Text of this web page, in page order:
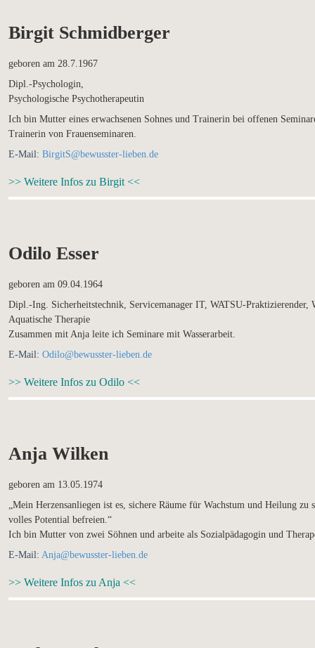
Birgit Schmidberger
geboren am 28.7.1967
Dipl.-Psychologin,
Psychologische Psychotherapeutin
Ich bin Mutter eines erwachsenen Sohnes und Trainerin bei offenen
Trainerin von Frauenseminaren.
E-Mail: BirgitS@bewusster-lieben.de
>> Weitere Infos zu Birgit <<
Odilo Esser
geboren am 09.04.1964
Dipl.-Ing. Sicherheitstechnik, Servicemanager IT, WATSU-
Aquatische Therapie
Zusammen mit Anja leite ich Seminare mit Wasserarbeit.
E-Mail: Odilo@bewusster-lieben.de
>> Weitere Infos zu Odilo <<
Anja Wilken
geboren am 13.05.1974
„Mein Herzensanliegen ist es, sichere Räume für Wachstum und Heilung
volles Potential befreien.“
Ich bin Mutter von zwei Söhnen und arbeite als Sozialpädagogin und
E-Mail: Anja@bewusster-lieben.de
>> Weitere Infos zu Anja <<